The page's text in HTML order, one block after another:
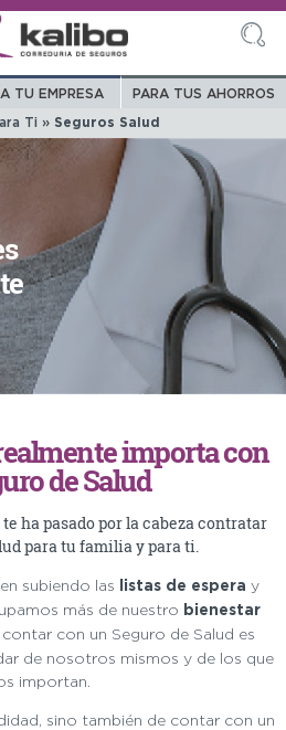
TU EMPRESA
PARA TUS AHORROS
Ti » Seguros Salud
importa con
de Salud
ha pasado por la cabeza contratar
para tu familia y para ti.
subiendo las listas de espera y
más de nuestro bienestar
, contar con un Seguro de Salud es
de nosotros mismos y de los que
importan.
sino también de contar con un